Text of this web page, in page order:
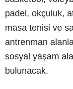
padel, okçuluk,
masa tenisi ve
antrenman
sosyal yaşam
bulunacak.